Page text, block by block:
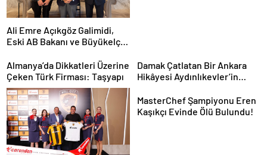
Ali Emre Açıkgöz Galimidi,
Eski AB Bakanı ve Büyükelçi
Geldi
Almanya’da Dikkatleri Üzerine
Çeken Türk Firması: Taşyapı
Damak Çatlatan Bir Ankara
Hikâyesi Aydınlıkevler’in
MasterChef Şampiyonu Eren
Kaşıkçı Evinde Ölü Bulundu!